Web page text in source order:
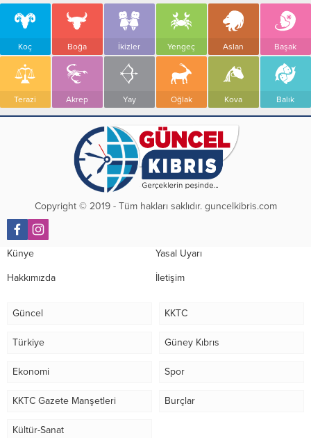
Koç Boğa İkizler Yengeç Aslan Başak
Terazi Akrep Yay Oğlak Kova Balık
Copyright © 2019 - Tüm hakları saklıdır. guncelkibris.com
Künye Yasal Uyarı
Hakkımızda İletişim
Güncel KKTC
Türkiye Güney Kıbrıs
Ekonomi Spor
KKTC Gazete Manşetleri Burçlar
Kültür-Sanat